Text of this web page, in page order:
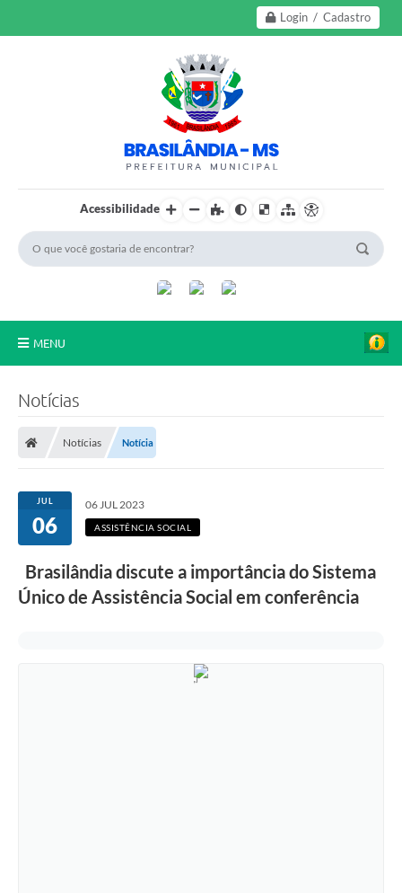
Login / Cadastro
Acessibilidade
MENU
Transparência
Câmara Municipal
e-SIC
Notícias
Notícias Notícia
JUL
06
06 JUL 2023
ASSISTÊNCIA SOCIAL
Brasilândia discute a importância do Sistema
Único de Assistência Social em conferência